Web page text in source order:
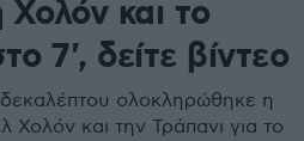
Χολόν και το
7', δείτε βίντεο
ολοκληρώθηκε η
και την Τράπανι για το